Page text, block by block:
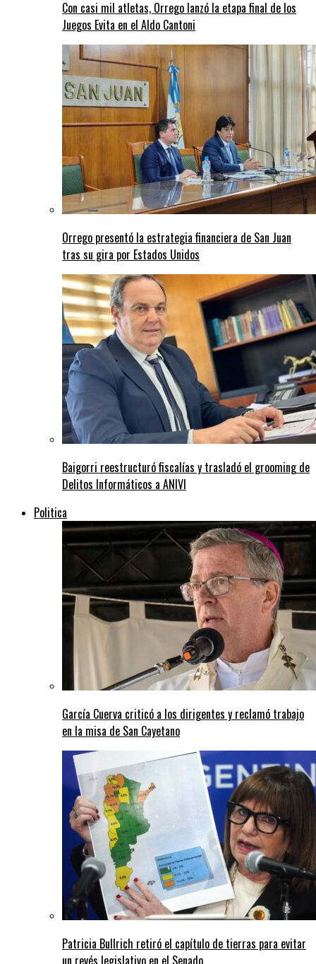
Con casi mil atletas, Orrego lanzó la etapa final de los
Juegos Evita en el Aldo Cantoni
Orrego presentó la estrategia financiera de San Juan
tras su gira por Estados Unidos
Baigorri reestructuró fiscalías y trasladó el grooming de
Delitos Informáticos a ANIVI
Politica
García Cuerva criticó a los dirigentes y reclamó trabajo
en la misa de San Cayetano
Patricia Bullrich retiró el capítulo de tierras para evitar
un revés legislativo en el Senado